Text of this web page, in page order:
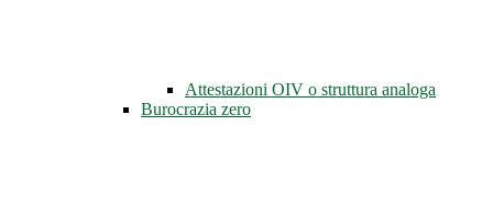
Attestazioni OIV o struttura analoga
Burocrazia zero